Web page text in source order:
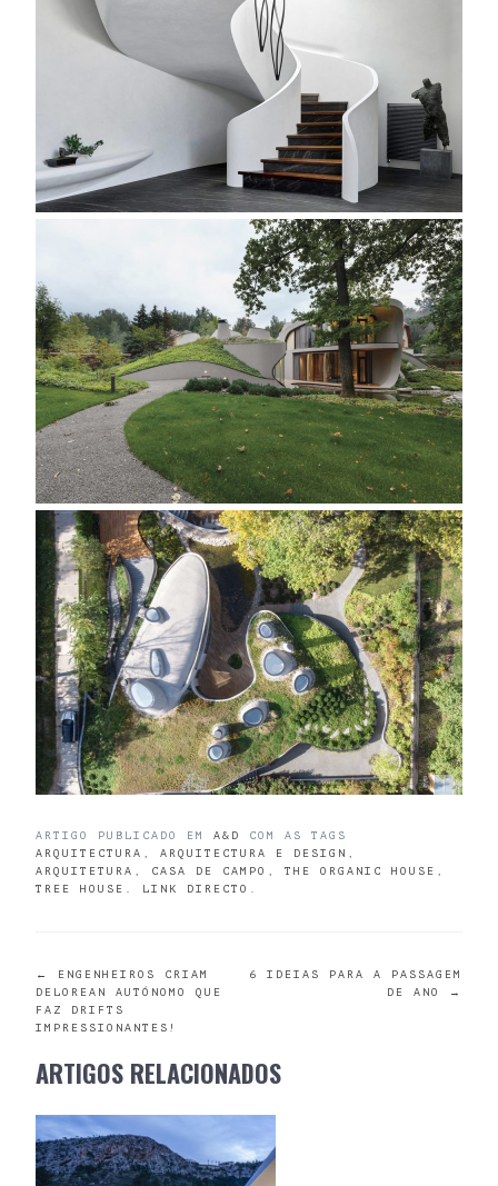
ARTIGO PUBLICADO EM A&D
COM AS TAGS
ARQUITECTURA
ARQUITECTURA E DESIGN
ARQUITETURA
CASA DE CAMPO THE ORGANIC HOUSE
TREE HOUSE
LINK DIRECTO
POST
NAVIGATION
←
ENGENHEIROS CRIAM
DELOREAN AUTÓNOMO QUE
FAZ DRIFTS
IMPRESSIONANTES!
6 IDEIAS PARA A PASSAGEM
DE ANO
→
ARTIGOS RELACIONADOS